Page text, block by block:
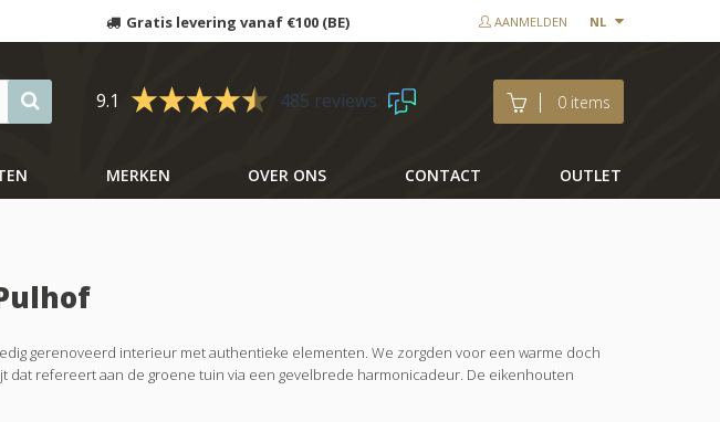
Gratis levering vanaf €100 (BE) AANMELDEN NL
9.1 485 reviews 0 items
MERKEN OVER ONS CONTACT OUTLET
gerenoveerd interieur met authentieke elementen. We zorgden voor een warme doch
refereert aan de groene tuin via een gevelbrede harmonicadeur. De eikenhouten